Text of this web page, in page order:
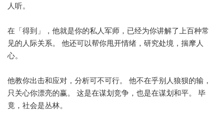
人听。
在「得到」，他就是你的私人军师，已经为你讲解了上百种常
见的人际关系。 他还可以帮你甩开情绪，研究处境，揣摩人
心。
他教你出击和应对，分析可不可行。 他不在乎别人狼狈的输，
只关心你漂亮的赢。 这是在谋划竞争，也是在谋划和平。 毕
竟，社会是丛林。